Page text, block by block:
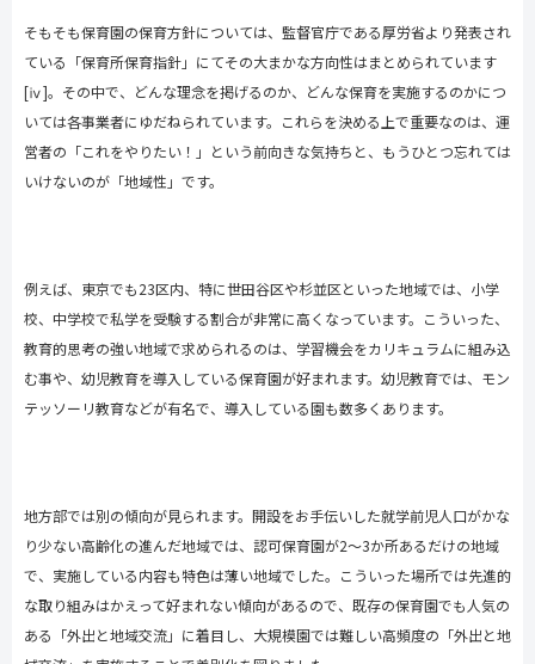
そもそも保育園の保育方針については、監督官庁である厚労省より発表され
ている「保育所保育指針」にてその大まかな方向性はまとめられています
[ⅳ]。その中で、どんな理念を掲げるのか、どんな保育を実施するのかにつ
いては各事業者にゆだねられています。これらを決める上で重要なのは、運
営者の「これをやりたい！」という前向きな気持ちと、もうひとつ忘れては
いけないのが「地域性」です。
例えば、東京でも23区内、特に世田谷区や杉並区といった地域では、小学
校、中学校で私学を受験する割合が非常に高くなっています。こういった、
教育的思考の強い地域で求められるのは、学習機会をカリキュラムに組み込
む事や、幼児教育を導入している保育園が好まれます。幼児教育では、モン
テッソーリ教育などが有名で、導入している園も数多くあります。
地方部では別の傾向が見られます。開設をお手伝いした就学前児人口がかな
り少ない高齢化の進んだ地域では、認可保育園が2～3か所あるだけの地域
で、実施している内容も特色は薄い地域でした。こういった場所では先進的
な取り組みはかえって好まれない傾向があるので、既存の保育園でも人気の
ある「外出と地域交流」に着目し、大規模園では難しい高頻度の「外出と地